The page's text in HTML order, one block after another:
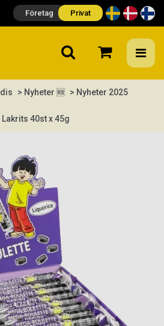
Företag Privat
> Nyheter 🆕
> Nyheter 2025
40st x 45g